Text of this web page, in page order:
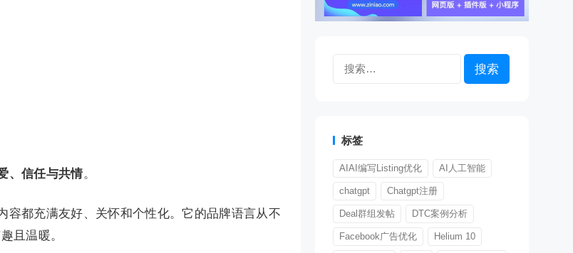
、信任与共情。
容都充满友好、关怀和个性化。它的品牌语言从不
且温暖。
标签
AIAI编写Listing优化 AI人工智能
chatgpt Chatgpt注册
Deal群组发帖 DTC案例分析
Facebook广告优化 Helium 10